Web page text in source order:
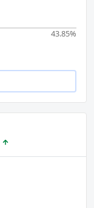
43.85%